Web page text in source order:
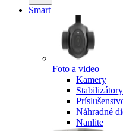
Smart
Foto a video
Kamery
Náhradné
Nanlite